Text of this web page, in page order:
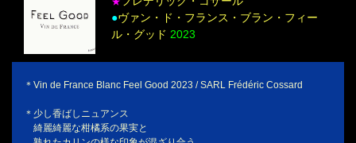
●ヴァン・ド・フランス・ブラン・フィー
ル・グッド 2023
＊Vin de France Blanc Feel Good 2023 / SARL Frédéric Cossard
＊少し香ばしニュアンス
綺麗綺麗な柑橘系の果実と